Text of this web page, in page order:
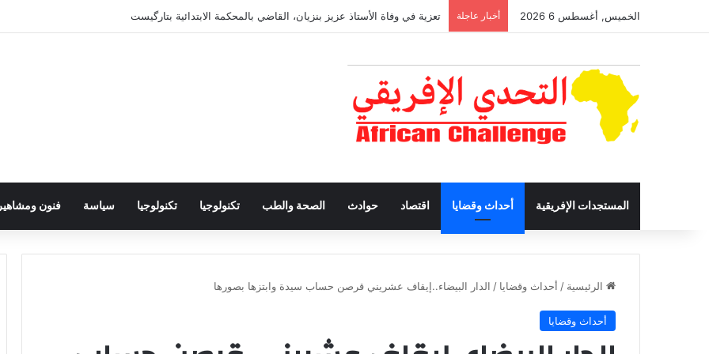
الخميس, أغسطس 6 2026 أخبار عاجلة تعزية في وفاة الأستاذ عزيز بنزيان، القاضي بالمحكمة الابتدائية بتارگيست
المستجدات الإفريقية أحداث وقضايا اقتصاد حوادث الصحة والطب تكنولوجيا تكنولوجيا سياسة فنون ومشاهير
الرئيسية / أحداث وقضايا / الدار البيضاء..إيقاف عشريني قرصن حساب سيدة وابتزها بصورها
أحداث وقضايا